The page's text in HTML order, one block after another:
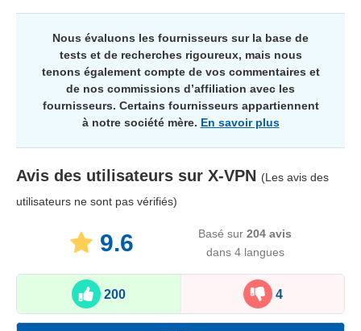
Nous évaluons les fournisseurs sur la base de
tests et de recherches rigoureux, mais nous
tenons également compte de vos commentaires et
de nos commissions d’affiliation avec les
fournisseurs. Certains fournisseurs appartiennent
à notre société mère. En savoir plus
Avis des utilisateurs sur X-VPN (Les avis des
utilisateurs ne sont pas vérifiés)
9.6 Basé sur204 avis
dans 4 langues
200 4